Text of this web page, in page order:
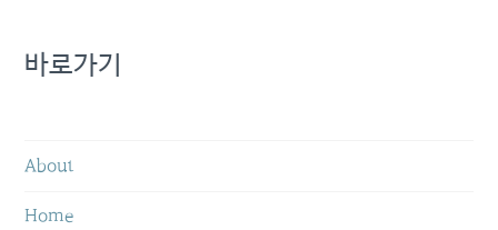
바로가기
About
Home